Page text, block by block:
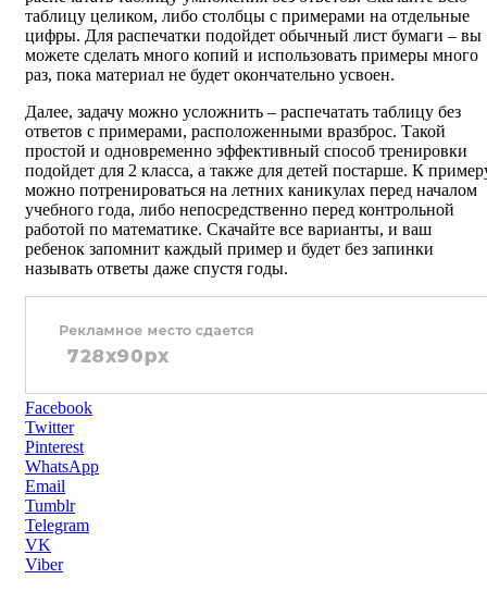
таблицу целиком, либо столбцы с примерами на отдельные
цифры. Для распечатки подойдет обычный лист бумаги – вы
можете сделать много копий и использовать примеры много
раз, пока материал не будет окончательно усвоен.
Далее, задачу можно усложнить – распечатать таблицу без
ответов с примерами, расположенными вразброс. Такой
простой и одновременно эффективный способ тренировки
подойдет для 2 класса, а также для детей постарше. К
можно потренироваться на летних каникулах перед началом
учебного года, либо непосредственно перед контрольной
работой по математике. Скачайте все варианты, и ваш
ребенок запомнит каждый пример и будет без запинки
называть ответы даже спустя годы.
Facebook
Twitter
Pinterest
WhatsApp
Email
Tumblr
Telegram
VK
Viber